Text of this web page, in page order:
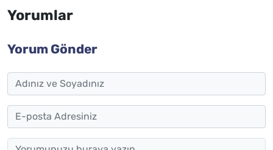
Yorumlar
Yorum Gönder